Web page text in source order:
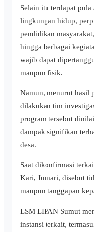
Selain itu terdapat
lingkungan hidup,
pendidikan
hingga berbagai
wajib dapat
maupun fisik.
Namun, menurut hasil
dilakukan tim
program tersebut
dampak signifikan
desa.
Saat dikonfirmasi
Kari, Jumari, disebut
maupun tanggapan
LSM LIPAN Sumut
instansi terkait,